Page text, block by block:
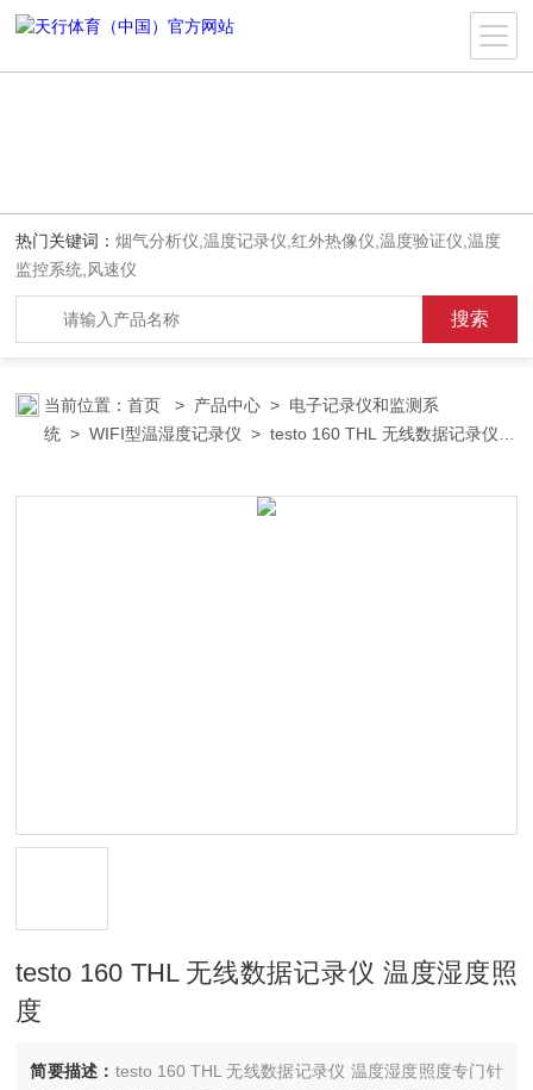
热门关键词：烟气分析仪,温度记录仪,红外热像仪,温度验证仪,温度
监控系统,风速仪
当前位置：首页 > 产品中心 > 电子记录仪和监测系
统 >WIFI型温湿度记录仪 > testo 160 THL 无线数据记录仪
testo 160 THL 无线数据记录仪 温度湿度照
度
简要描述： testo 160 THL 无线数据记录仪 温度湿度照度专门针